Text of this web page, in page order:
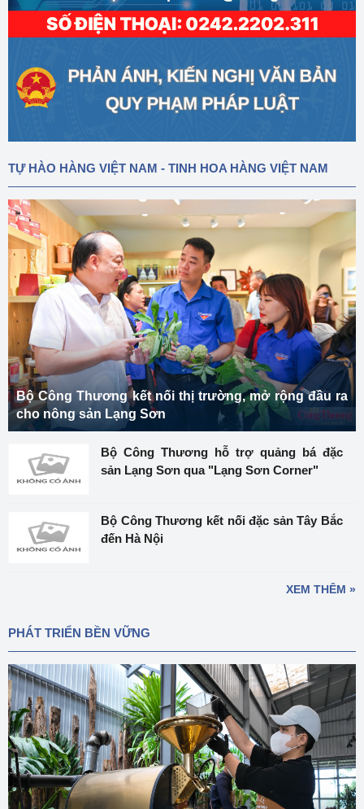
TỰ HÀO HÀNG VIỆT NAM - TINH HOA HÀNG VIỆT NAM
Bộ Công Thương kết nối thị trường, mở rộng đầu ra
cho nông sản Lạng Sơn
Bộ Công Thương hỗ trợ quảng bá đặc
sản Lạng Sơn qua "Lạng Sơn Corner"
Bộ Công Thương kết nối đặc sản Tây Bắc
đến Hà Nội
XEM THÊM »
PHÁT TRIỂN BỀN VỮNG